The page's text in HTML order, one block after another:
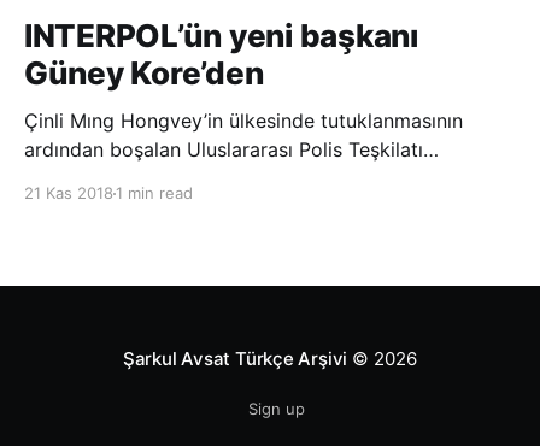
INTERPOL’ün yeni başkanı
Güney Kore’den
Çinli Mıng Hongvey’in ülkesinde tutuklanmasının
ardından boşalan Uluslararası Polis Teşkilatı
21 Kas 2018 1 min read
Şarkul Avsat Türkçe Arşivi © 2026
Sign up